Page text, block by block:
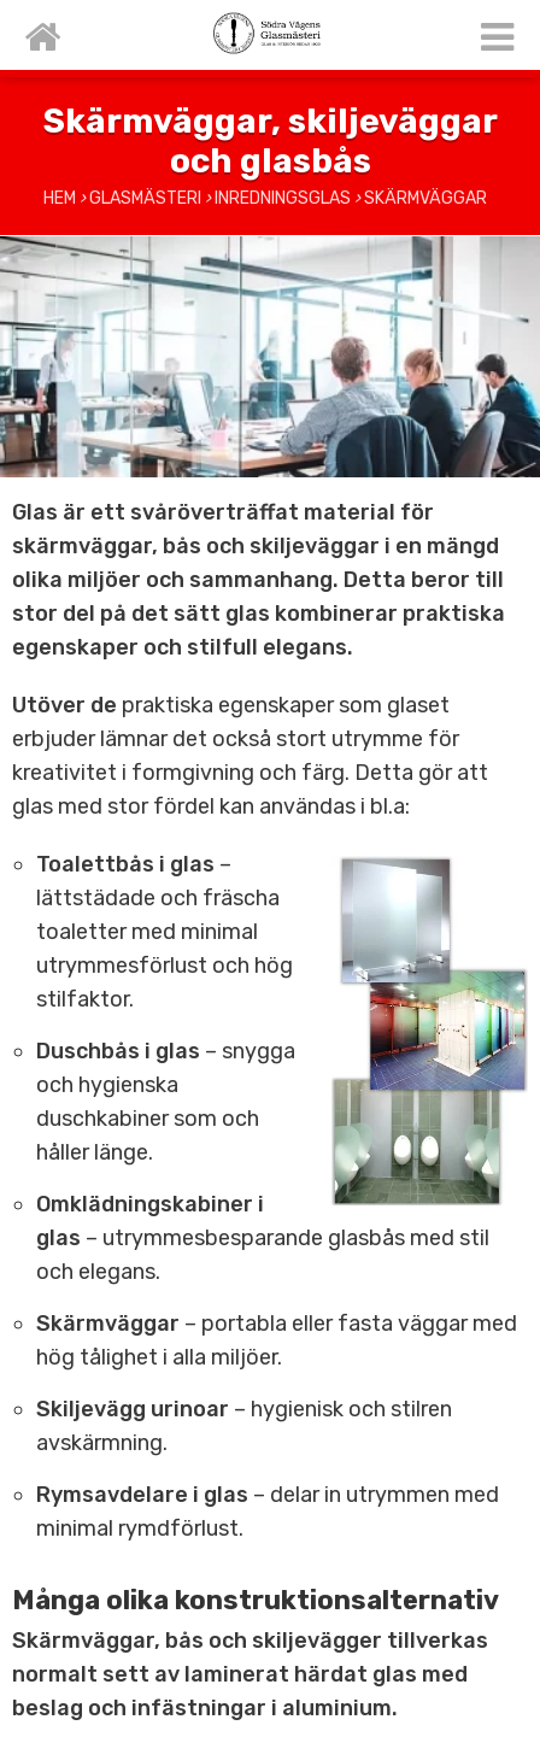
Skärmväggar, skiljeväggar
och glasbås
HEM ›GLASMÄSTERI › INREDNINGSGLAS ›SKÄRMVÄGGAR
Glas är ett svåröverträffat material för
skärmväggar, bås och skiljeväggar i en mängd
olika miljöer och sammanhang. Detta beror till
stor del på det sätt glas kombinerar praktiska
egenskaper och stilfull elegans.
Utöver de praktiska egenskaper som glaset
erbjuder lämnar det också stort utrymme för
kreativitet i formgivning och färg. Detta gör att
glas med stor fördel kan användas i bl.a:
Toalettbås i glas –
lättstädade och fräscha
toaletter med minimal
utrymmesförlust och hög
stilfaktor.
Duschbås i glas – snygga
och hygienska
duschkabiner som och
håller länge.
Omklädningskabiner i
glas – utrymmesbesparande glasbås med stil
och elegans.
Skärmväggar – portabla eller fasta väggar med
hög tålighet i alla miljöer.
Skiljevägg urinoar – hygienisk och stilren
avskärmning.
Rymsavdelare i glas – delar in utrymmen med
minimal rymdförlust.
Många olika konstruktionsalternativ
Skärmväggar, bås och skiljevägger tillverkas
normalt sett av laminerat härdat glas med
beslag och infästningar i aluminium.